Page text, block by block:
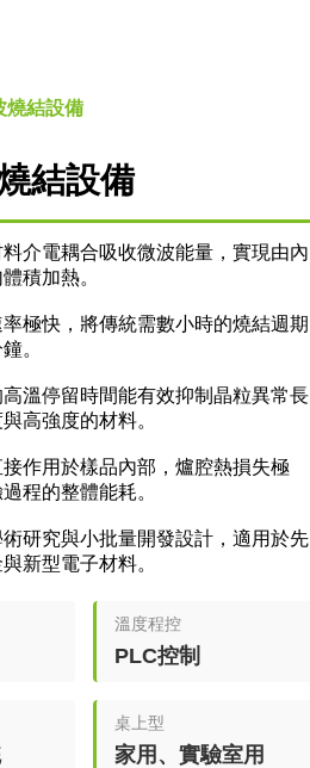
燒結設備
結設備
介電耦合吸收微波能量，實現由內
積加熱。
極快，將傳統需數小時的燒結週期
。
溫停留時間能有效抑制晶粒異常長
高強度的材料。
作用於樣品內部，爐腔熱損失極
程的整體能耗。
研究與小批量開發設計，適用於先
新型電子材料。
溫度程控
PLC控制
桌上型
家用、實驗室用